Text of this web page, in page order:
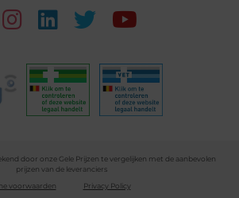
door onze Gele Prijzen te vergelijken met de aanbevolen
prijzen van de leveranciers
voorwaarden
Privacy Policy